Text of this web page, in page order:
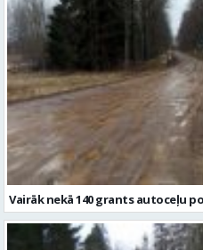
Vairāk nekā 140 grants autoceļu